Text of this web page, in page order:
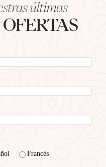
últimas
Francés